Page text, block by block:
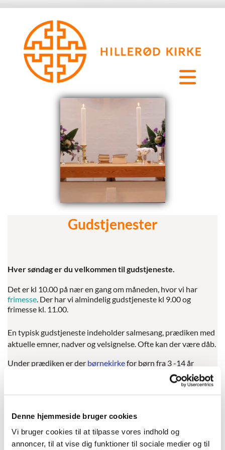
Denne hjemmeside bruger cookies
Vi bruger cookies til at tilpasse vores indhold og
annoncer, til at vise dig funktioner til sociale medier og til
Gudstjenester
Hver søndag er du velkommen til gudstjeneste.
Det er kl 10.00 på nær en gang om måneden, hvor vi har
frimesse. Der har vi almindelig gudstjeneste kl 9.00 og
frimesse kl. 11.00.
En typisk gudstjeneste indeholder salmesang, prædiken med
aktuelle emner, nadver og velsignelse. Ofte kan der være dåb.
Under prædiken er der børnekirkefor børn fra 3 -14 år
I Hillerød Kirke kommer mange børnefamilier hver søndag og
derfor er der mange børn til gudstjenesterne.
skoleferier. Dog er der børnekirke påskedag.
Efter gudstjenesten er der kirkekaffe. Her er der mulighed for